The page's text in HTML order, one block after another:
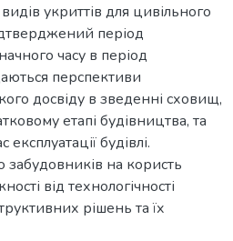
укриттів для цивільного
період
часу в період
перспективи
досвіду в зведенні сховищ,
етапі будівництва, та
будівлі.
на користь
від технологічності
рішень та їх